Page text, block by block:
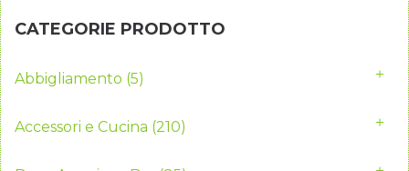
CATEGORIE PRODOTTO
Abbigliamento (5)
Accessori e Cucina (210)